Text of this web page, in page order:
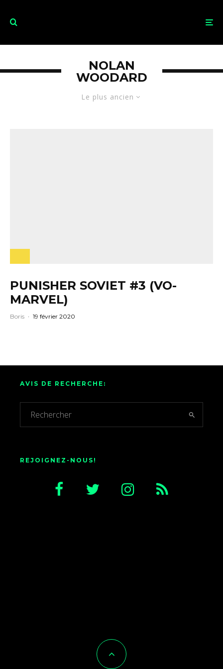
Le plus ancien
NOLAN
WOODARD
PUNISHER SOVIET #3 (VO-
MARVEL)
Boris · 19 février 2020
AVIS DE RECHERCHE:
REJOIGNEZ-NOUS!